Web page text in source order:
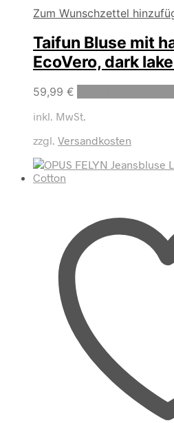
Zum Wunschzettel
Taifun Bluse mit
EcoVero, dark
59,99 €
inkl. MwSt.
zzgl. Versandkosten